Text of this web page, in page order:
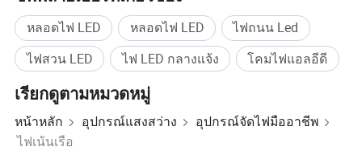
หลอดไฟ LED หลอดไฟ LED
ไฟถนน Led
ไฟสวน LED
ไฟ LED กลางแจ้ง โคมไฟแอลอีดี
เรียกดูตามหมวดหมู่
หน้าหลัก อุปกรณ์แสงสว่าง
อุปกรณ์จัดไฟมืออาชีพ
ไฟเน้นเรือ